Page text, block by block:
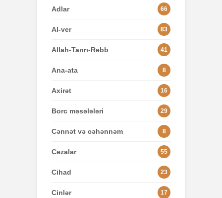
Adlar 66
Al-ver 83
Allah-Tanrı-Rəbb 41
Ana-ata 8
Axirət 16
Borc məsələləri 29
Cənnət və cəhənnəm 8
Cəzalar 55
Cihad 23
Cinlər 17